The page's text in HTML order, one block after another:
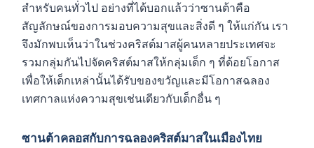
สำหรับคนทั่วไป อย่างที่ได้บอกแล้วว่าซานต้าคือ
สัญลักษณ์ของการมอบความสุขและสิ่งดี ๆ ให้แก่กัน เรา
จึงมักพบเห็นว่าในช่วงคริสต์มาสผู้คนหลายประเทศจะ
รวมกลุ่มกันไปจัดคริสต์มาสให้กลุ่มเด็ก ๆ ที่ด้อยโอกาส
เพื่อให้เด็กเหล่านั้นได้รับของขวัญและมีโอกาสฉลอง
เทศกาลแห่งความสุขเช่นเดียวกับเด็กอื่น ๆ
ซานต้าคลอสกับการฉลองคริสต์มาสในเมืองไทย